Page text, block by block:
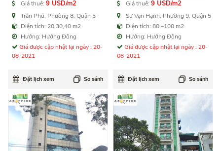
Giá thuê: 9 USD/m2
Trần Phú, Phường 8, Quận 5
Diện tích: 20,30,40 m2
Hướng: Hướng Đông
Giá được cập nhật lại ngày : 20-
08-2021
Đặt lịch xem So sánh
Giá thuê:9 USD/m2
Sư Vạn Hạnh, Phường 9, Quận 5
Diện tích: 80 –100 m2
Hướng: Hướng Đông
Giá được cập nhật lại ngày : 20-
08-2021
Đặt lịch xem So sánh